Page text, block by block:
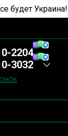
будет
2204
3032